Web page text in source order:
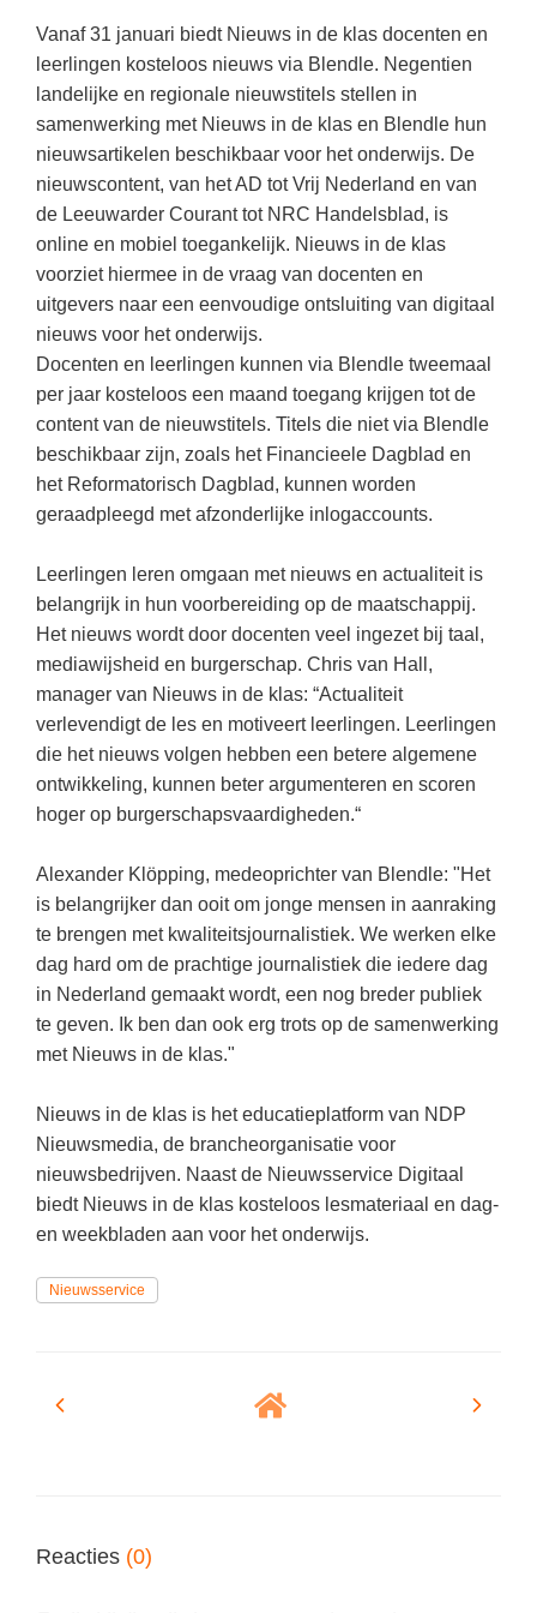
Digitaal onderwijs
Cito toets
Eindexamens
iPad scholen
NIEUWSARCHIEF
Augustus 2026
Juli 2026
Juni 2026
Mei 2026
April 2026
Lespakket ‘Circulaire Economie - van
verpakking tot nieuwe grondstof’
Gastles Zeebenen in de klas
Cursus Leer het heelal begrijpen
Van verdunningscalculator tot
practicumvoorbereiding: gratis online
hulpmiddelen voor science-docenten en
TOA's
Frans(34)
Open vacature (29)
Techniek(29)
Duits(23)
Lichamelijke opvoeding (20)
Economie(18)
VACATURES PER PLAATS
Amsterdam(91)
Rotterdam(68)
Almere(49)
Utrecht (47)
Den Haag
Dordrecht (36)
Eindhoven(18)
Alkmaar (18)
Zoetermeer(17)
PUZZELS
Woordpuzzels
Kruiswoordpuzzels
LEUK IN DE KLAS
Raadsels
Rebussen
Biologie
Burgerschap
Ckv
Economie
Filosofie
Frans
Fries (Frysk)
Geschiedenis
Handelswetenschappen
Informatica
Letterkunde
Levensbeschouwing
Maatschappijleer
Muziek
Natuurkunde
Nederlands
Rekenen / Wiskunde
Scheikunde
Sociale vaardigheden
Spaans
Topografie
Verkeer
Verzorging
THEMA'S
Feest- en Gedenkdagen
Leren met klassieke muziek
Lasermachine voor het onderwijs
Lasergraaf
Onderwijs opleidingen
Gratis lesmateriaal Dove self-esteem
Ontdek Memo voor de onderbouw zelf!
Maak uw leerlingen mediawijs!
Rekentuin: altijd en overal rekenen oefenen
op je eigen niveau
Taalzee: adaptief oefenen en toetsen
Theater als middel voor het aanleren van
sociale vaardigheden
Lesmateriaal gebaseerd op
Meesterbaan onderwijsvacatures
LEERMETHODEN
Biologie
Examentraining
Frans
Media
Nederlands
Rekenen
Sociale vaardigheden
Studievaardigheden
LESMATERIAAL
Beeldende Vorming
Biologie
Taalvaardigheid
Vanaf 31 januari biedt Nieuws in de klas docenten en
leerlingen kosteloos nieuws via Blendle. Negentien
landelijke en regionale nieuwstitels stellen in
samenwerking met Nieuws in de klas en Blendle hun
nieuwsartikelen beschikbaar voor het onderwijs. De
nieuwscontent, van het AD tot Vrij Nederland en van
de Leeuwarder Courant tot NRC Handelsblad, is
online en mobiel toegankelijk. Nieuws in de klas
voorziet hiermee in de vraag van docenten en
uitgevers naar een eenvoudige ontsluiting van digitaal
nieuws voor het onderwijs.
Docenten en leerlingen kunnen via Blendle tweemaal
per jaar kosteloos een maand toegang krijgen tot de
content van de nieuwstitels. Titels die niet via Blendle
beschikbaar zijn, zoals het Financieele Dagblad en
het Reformatorisch Dagblad, kunnen worden
geraadpleegd met afzonderlijke inlogaccounts.
Leerlingen leren omgaan met nieuws en actualiteit is
belangrijk in hun voorbereiding op de maatschappij.
Het nieuws wordt door docenten veel ingezet bij taal,
mediawijsheid en burgerschap. Chris van Hall,
manager van Nieuws in de klas: “Actualiteit
verlevendigt de les en motiveert leerlingen. Leerlingen
die het nieuws volgen hebben een betere algemene
ontwikkeling, kunnen beter argumenteren en scoren
hoger op burgerschapsvaardigheden.“
Alexander Klöpping, medeoprichter van Blendle: "Het
is belangrijker dan ooit om jonge mensen in aanraking
te brengen met kwaliteitsjournalistiek. We werken elke
dag hard om de prachtige journalistiek die iedere dag
in Nederland gemaakt wordt, een nog breder publiek
te geven. Ik ben dan ook erg trots op de samenwerking
met Nieuws in de klas."
Nieuws in de klas is het educatieplatform van NDP
Nieuwsmedia, de brancheorganisatie voor
nieuwsbedrijven. Naast de Nieuwsservice Digitaal
biedt Nieuws in de klas kosteloos lesmateriaal en dag-
en weekbladen aan voor het onderwijs.
Nieuwsservice
Reacties (0)